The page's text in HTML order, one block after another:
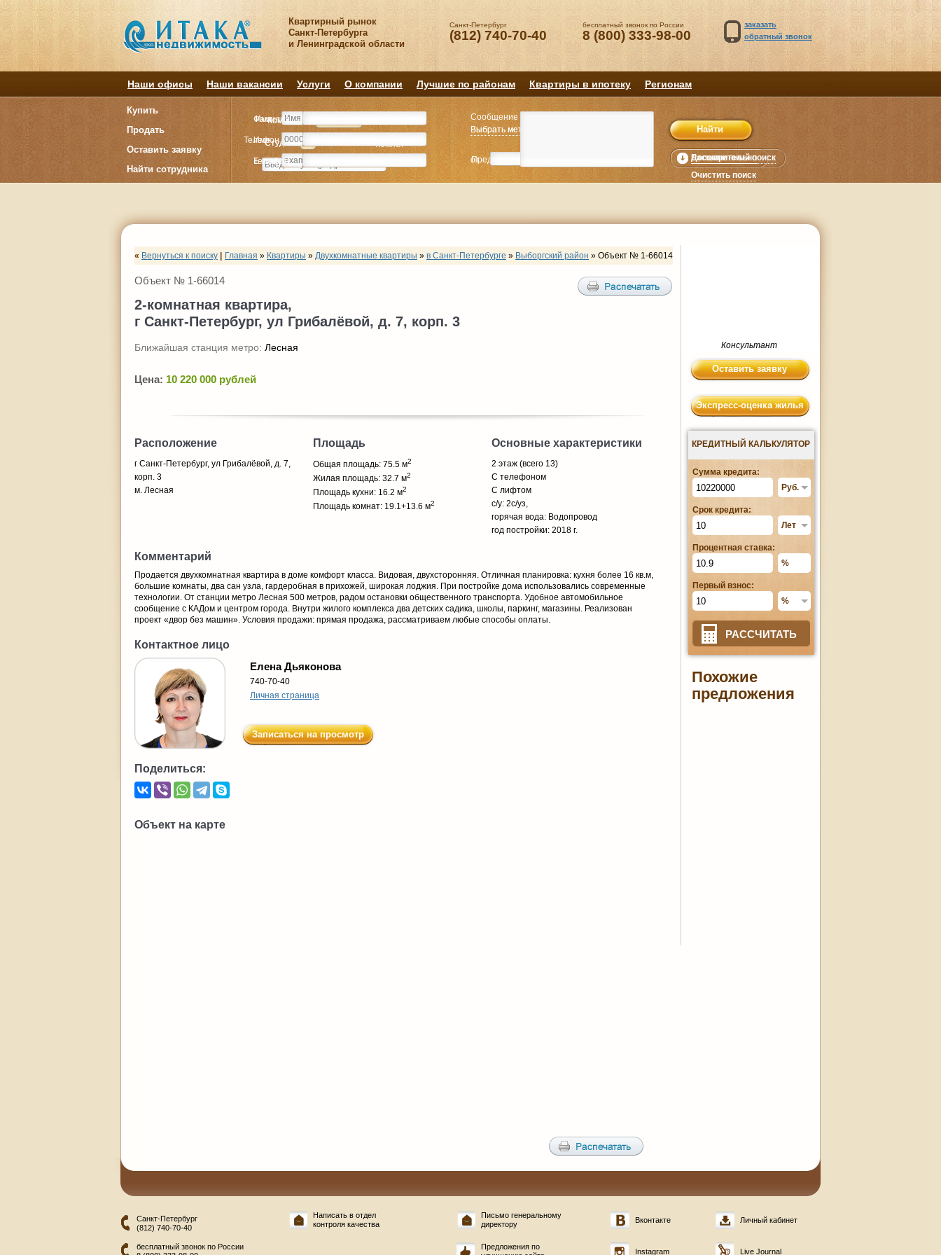
Квартирный рынок
Санкт-Петербурга
и Ленинградской области
Санкт-Петербург
(812) 740-70-40
бесплатный звонок по России
8 (800) 333-98-00
заказать
обратный звонок
Наши офисы Наши вакансии Услуги О компании Лучшие по районам Квартиры в ипотеку Регионам
Купить
Продать
Оставить заявку
Найти сотрудника
Комнату
Студия Комнат
Выбрать метро
от
Расширенный поиск
Очистить поиск
Комнату
Студия Комнат
Выбрать метро
Предпочитаемая цена Дополнительно
Имя
Телефон
E-mail
Сообщение
Фамилия
Имя
Телефон
« Вернуться к поиску Главная » Квартиры » Двухкомнатные квартиры » в Санкт-Петербурге » Выборгский район » Объект № 1-66014
Объект № 1-66014
2-комнатная квартира,
г Санкт-Петербург, ул Грибалёвой, д. 7, корп. 3
Ближайшая станция метро: Лесная
Цена: 10 220 000 рублей
Расположение
г Санкт-Петербург, ул Грибалёвой, д. 7,
корп. 3
м. Лесная
Площадь
Общая площадь: 75.5 м2
Жилая площадь: 32.7 м2
Площадь кухни: 16.2 м2
Площадь комнат: 19.1+13.6 м2
Основные характеристики
2 этаж (всего 13)
С телефоном
С лифтом
с/у: 2с/уз,
горячая вода: Водопровод
год постройки: 2018 г.
Комментарий
Продается двухкомнатная квартира в доме комфорт класса. Видовая, двухсторонняя. Отличная планировка: кухня более 16 кв.м,
большие комнаты, два сан узла, гардеробная в прихожей, широкая лоджия. При постройке дома использовались современные
технологии. От станции метро Лесная 500 метров, радом остановки общественного транспорта. Удобное автомобильное
сообщение с КАДом и центром города. Внутри жилого комплекса два детских садика, школы, паркинг, магазины. Реализован
проект «двор без машин». Условия продажи: прямая продажа, рассматриваем любые способы оплаты.
Контактное лицо
Елена Дьяконова
740-70-40
Личная страница
Записаться на просмотр
Поделиться:
Объект на карте
Консультант
Оставить заявку
Экспресс-оценка жилья
КРЕДИТНЫЙ КАЛЬКУЛЯТОР
Сумма кредита:
Срок кредита:
Процентная ставка:
Первый взнос:
РАССЧИТАТЬ
Похожие
предложения
Санкт-Петербург
(812) 740-70-40
бесплатный звонок по России
Написать в отдел
контроля качества
Письмо генеральному
директору
Предложения по
Вконтакте
Instagram
Личный кабинет
Live Journal